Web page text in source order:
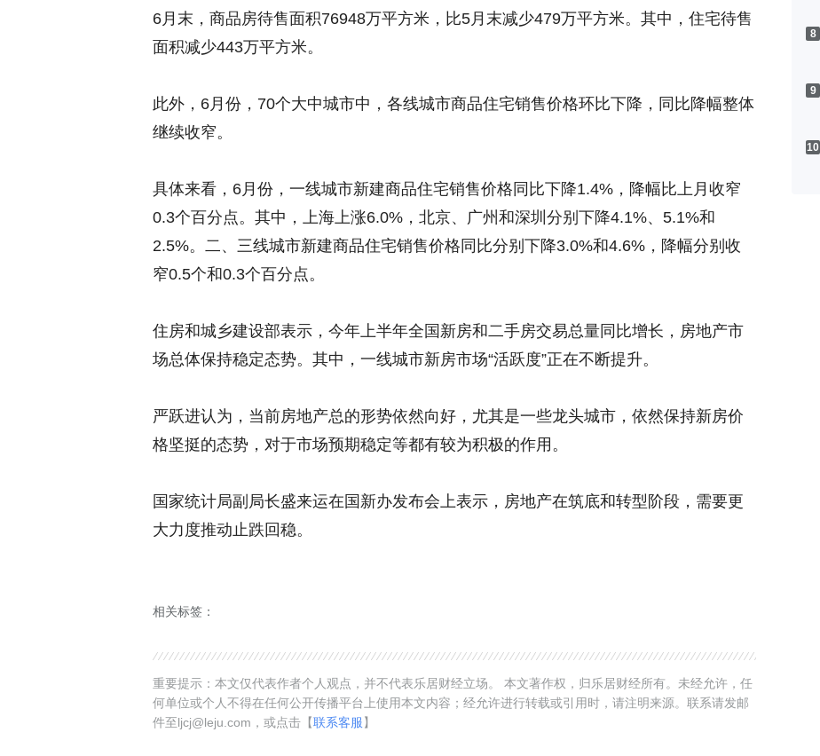
8
9
10
6月末，商品房待售面积76948万平方米，比5月末减少479万平方米。其中，住宅待售
面积减少443万平方米。
此外，6月份，70个大中城市中，各线城市商品住宅销售价格环比下降，同比降幅整体
继续收窄。
具体来看，6月份，一线城市新建商品住宅销售价格同比下降1.4%，降幅比上月收窄
0.3个百分点。其中，上海上涨6.0%，北京、广州和深圳分别下降4.1%、5.1%和
2.5%。二、三线城市新建商品住宅销售价格同比分别下降3.0%和4.6%，降幅分别收
窄0.5个和0.3个百分点。
住房和城乡建设部表示，今年上半年全国新房和二手房交易总量同比增长，房地产市
场总体保持稳定态势。其中，一线城市新房市场“活跃度”正在不断提升。
严跃进认为，当前房地产总的形势依然向好，尤其是一些龙头城市，依然保持新房价
格坚挺的态势，对于市场预期稳定等都有较为积极的作用。
国家统计局副局长盛来运在国新办发布会上表示，房地产在筑底和转型阶段，需要更
大力度推动止跌回稳。
相关标签：
重要提示：本文仅代表作者个人观点，并不代表乐居财经立场。 本文著作权，归乐居财经所有。未经允许，任
何单位或个人不得在任何公开传播平台上使用本文内容；经允许进行转载或引用时，请注明来源。联系请发邮
件至ljcj@leju.com，或点击【联系客服】